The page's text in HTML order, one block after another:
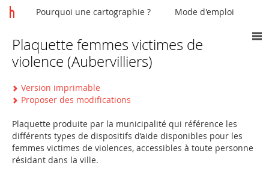
Vous
êtes
Plaquette femmes victimes de
violence (Aubervilliers)
Version imprimable
Proposer des modifications
Plaquette produite par la municipalité qui référence les
différents types de dispositifs d’aide disponibles pour les
femmes victimes de violences, accessibles à toute personne
résidant dans la ville.
Pourquoi une cartographie ? Mode d'emploi